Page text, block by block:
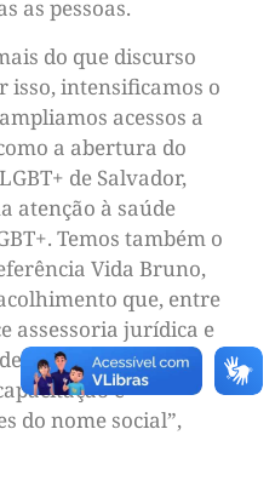
as pessoas.
do que discurso
isso, intensificamos o
acessos a
a abertura do
de Salvador,
atenção à saúde
Temos também o
Vida Bruno,
que, entre
assessoria jurídica e
inserção no
e
do nome social”,